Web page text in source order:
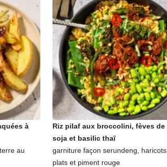
à
au
Riz pilaf aux broccolini, fèves de
soja et basilic thaï
garniture façon serundeng, haricots
plats et piment rouge